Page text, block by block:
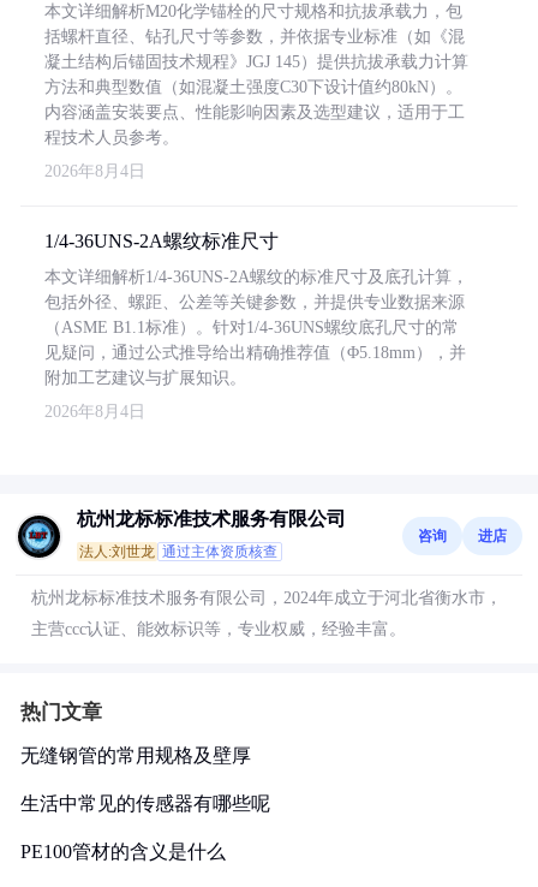
本文详细解析M20化学锚栓的尺寸规格和抗拔承载力，包
括螺杆直径、钻孔尺寸等参数，并依据专业标准（如《混
凝土结构后锚固技术规程》JGJ 145）提供抗拔承载力计算
方法和典型数值（如混凝土强度C30下设计值约80kN）。
内容涵盖安装要点、性能影响因素及选型建议，适用于工
程技术人员参考。
2026年8月4日
1/4-36UNS-2A螺纹标准尺寸
本文详细解析1/4-36UNS-2A螺纹的标准尺寸及底孔计算，
包括外径、螺距、公差等关键参数，并提供专业数据来源
（ASME B1.1标准）。针对1/4-36UNS螺纹底孔尺寸的常
见疑问，通过公式推导给出精确推荐值（Φ5.18mm），并
附加工艺建议与扩展知识。
2026年8月4日
杭州龙标标准技术服务有限公司
法人:刘世龙 通过主体资质核查
咨询 进店
杭州龙标标准技术服务有限公司，2024年成立于河北省衡水市，
主营ccc认证、能效标识等，专业权威，经验丰富。
热门文章
无缝钢管的常用规格及壁厚
生活中常见的传感器有哪些呢
PE100管材的含义是什么